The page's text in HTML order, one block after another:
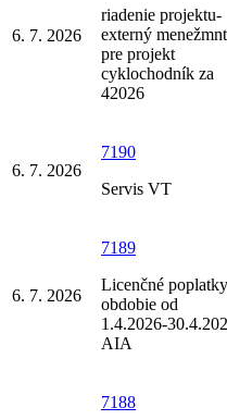
6. 7. 2026
riadenie projektu-
externý menežmnt
pre projekt
cyklochodník za
42026
6. 7. 2026
7190
Servis VT
6. 7. 2026
7189
Licenčné
obdobie od
1.4.2026-
AIA
7188